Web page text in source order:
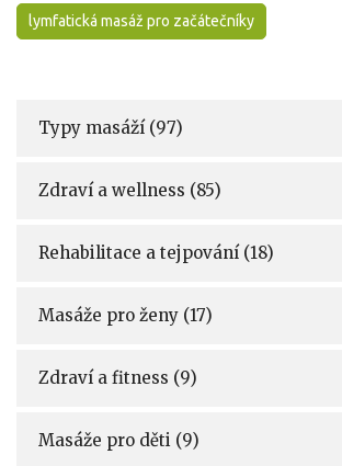
lymfatická masáž pro začátečníky
Typy masáží (97)
Zdraví a wellness (85)
Rehabilitace a tejpování (18)
Masáže pro ženy (17)
Zdraví a fitness (9)
Masáže pro děti (9)